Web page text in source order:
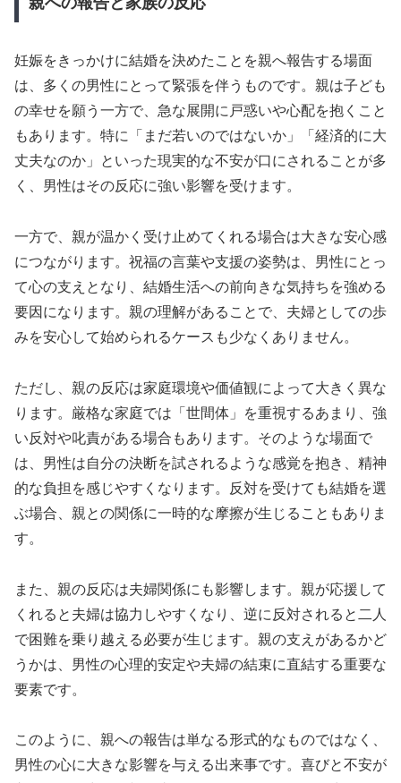
妊娠をきっかけに結婚を決めたことを親へ報告する場面
は、多くの男性にとって緊張を伴うものです。親は子ども
の幸せを願う一方で、急な展開に戸惑いや心配を抱くこと
もあります。特に「まだ若いのではないか」「経済的に大
丈夫なのか」といった現実的な不安が口にされることが多
く、男性はその反応に強い影響を受けます。
一方で、親が温かく受け止めてくれる場合は大きな安心感
につながります。祝福の言葉や支援の姿勢は、男性にとっ
て心の支えとなり、結婚生活への前向きな気持ちを強める
要因になります。親の理解があることで、夫婦としての歩
みを安心して始められるケースも少なくありません。
ただし、親の反応は家庭環境や価値観によって大きく異な
ります。厳格な家庭では「世間体」を重視するあまり、強
い反対や叱責がある場合もあります。そのような場面で
は、男性は自分の決断を試されるような感覚を抱き、精神
的な負担を感じやすくなります。反対を受けても結婚を選
ぶ場合、親との関係に一時的な摩擦が生じることもありま
す。
また、親の反応は夫婦関係にも影響します。親が応援して
くれると夫婦は協力しやすくなり、逆に反対されると二人
で困難を乗り越える必要が生じます。親の支えがあるかど
うかは、男性の心理的安定や夫婦の結束に直結する重要な
要素です。
このように、親への報告は単なる形式的なものではなく、
男性の心に大きな影響を与える出来事です。喜びと不安が